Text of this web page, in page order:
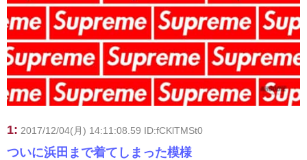
1: 2017/12/04(月) 14:11:08.59 ID:fCKlTMSt0
ついに浜田まで着てしまった模様